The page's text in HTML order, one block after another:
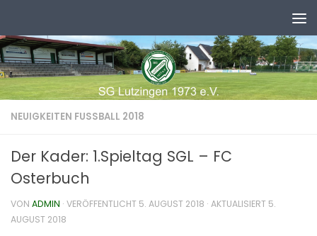
NEUIGKEITEN FUSSBALL 2018
Der Kader: 1.Spieltag SGL – FC
Osterbuch
VON ADMIN · VERÖFFENTLICHT 5. AUGUST 2018 · AKTUALISIERT 5.
AUGUST 2018